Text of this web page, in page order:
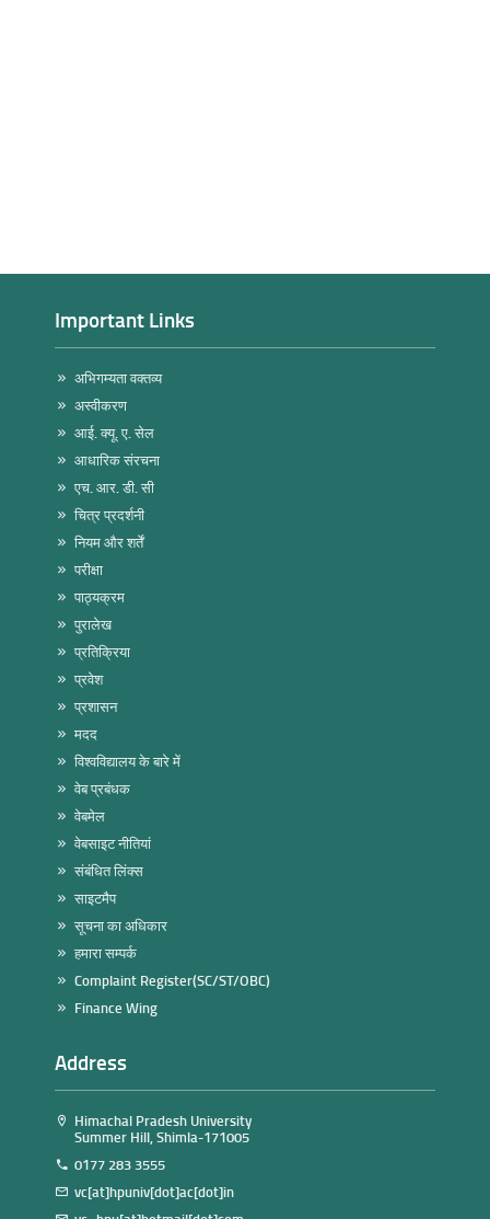
Important Links
अभिगम्यता वक्तव्य
अस्वीकरण
आई. क्यू. ए. सेल
आधारिक संरचना
एच. आर. डी. सी
चित्र प्रदर्शनी
नियम और शर्तें
परीक्षा
पाठ्यक्रम
पुरालेख
प्रतिक्रिया
प्रवेश
प्रशासन
मदद
विश्वविद्यालय के बारे में
वेब प्रबंधक
वेबमेल
वेबसाइट नीतियां
संबंधित लिंक्स
साइटमैप
सूचना का अधिकार
हमारा सम्पर्क
Complaint Register(SC/ST/OBC)
Finance Wing
Address
Himachal Pradesh University
Summer Hill, Shimla-171005
0177 283 3555
vc[at]hpuniv[dot]ac[dot]in